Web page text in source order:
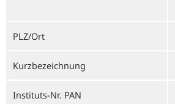
PLZ/Ort
Kurzbezeichnung
Instituts-Nr. PAN